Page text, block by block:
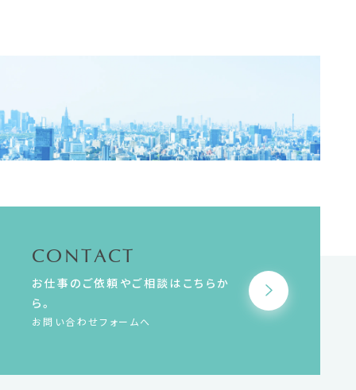
CONTACT
お仕事のご依頼やご相談はこちらか
ら。
お問い合わせフォームへ